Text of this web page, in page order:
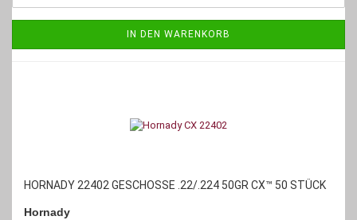
IN DEN WARENKORB
HORNADY 22402 GESCHOSSE .22/.224 50GR CX™ 50 STÜCK
Hornady